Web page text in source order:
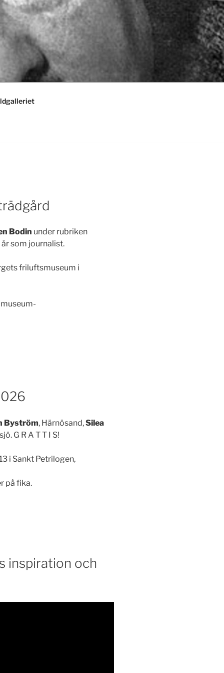
Bodin under rubriken
som journalist.
friluftsmuseum i
Byström, Härnösand,Silea
G R A T T I S!
i Sankt Petrilogen,
på fika.
inspiration och